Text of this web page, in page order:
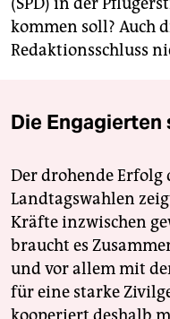
kommen soll? Auch
Redaktionsschluss
Die Engagierten
Der drohende Erfolg
Landtagswahlen
Kräfte inzwischen
braucht es
und vor allem mit
für eine starke